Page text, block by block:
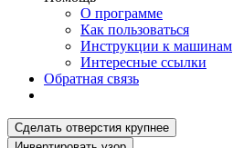
О программе
Как пользоваться
Инструкции к машинам
Интересные ссылки
Обратная связь